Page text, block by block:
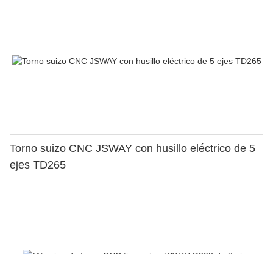
Torno suizo CNC JSWAY con husillo eléctrico de 5
ejes TD265